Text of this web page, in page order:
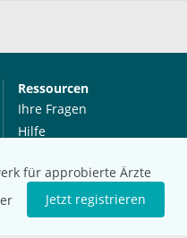
für approbierte Ärzte
Jetzt registrieren
Ressourcen
Ihre Fragen
Hilfe